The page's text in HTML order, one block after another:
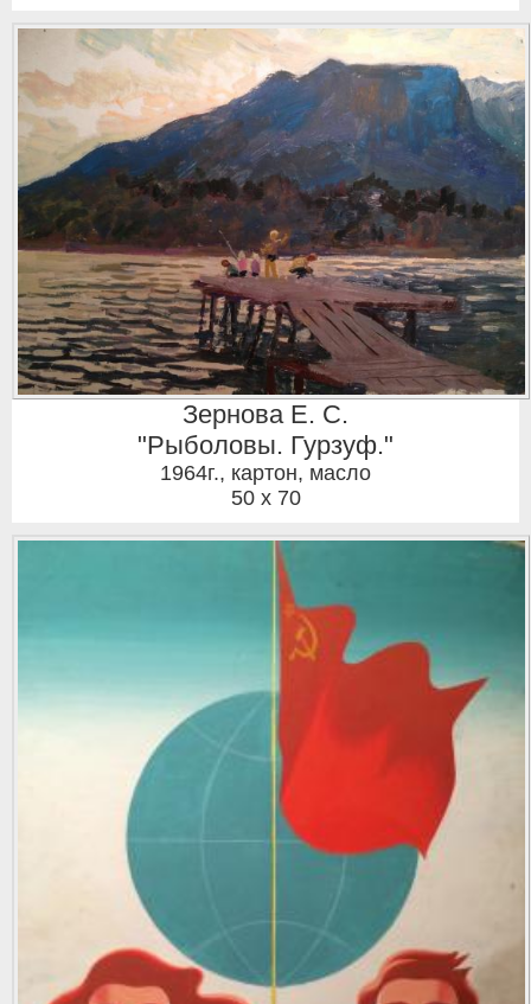
Зернова Е. С.
"Рыболовы. Гурзуф."
1964г., картон, масло
50 x 70